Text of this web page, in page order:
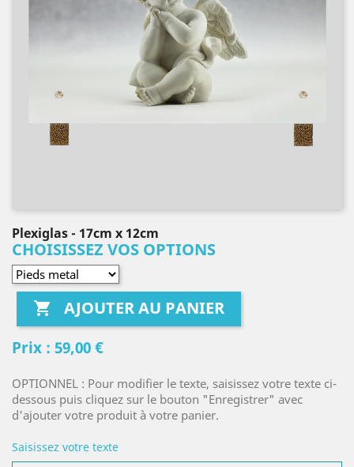
Plexiglas- 17cm x 12cm
CHOISISSEZ VOS OPTIONS

AJOUTER AU PANIER
Prix : 59,00 €
OPTIONNEL : Pour modifier le texte, saisissez votre texte ci-
dessous puis cliquez sur le bouton "Enregistrer" avec
d'ajouter votre produit à votre panier.
Saisissez votre texte